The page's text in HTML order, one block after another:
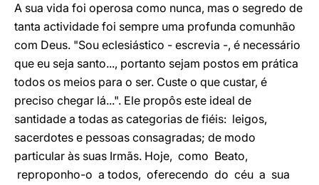
A sua vida foi operosa como nunca, mas o segredo de
tanta actividade foi sempre uma profunda comunhão
com Deus. "Sou eclesiástico - escrevia -, é necessário
que eu seja santo..., portanto sejam postos em prática
todos os meios para o ser. Custe o que custar, é
preciso chegar lá...". Ele propôs este ideal de
santidade a todas as categorias de fiéis: leigos,
sacerdotes e pessoas consagradas; de modo
particular às suas Irmãs. Hoje, como Beato,
reproponho-o a todos, oferecendo do céu a sua